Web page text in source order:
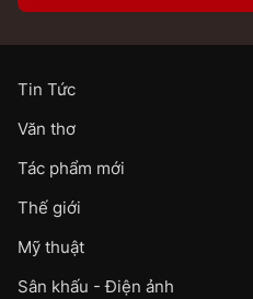
Tin Tức
Văn thơ
Tác phẩm mới
Thế giới
Mỹ thuật
Sân khấu - Điện ảnh